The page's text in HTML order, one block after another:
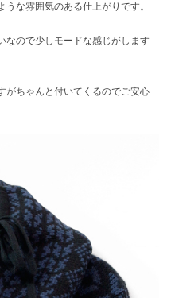
な雰囲気のある仕上がりです。
なので少しモードな感じがします
がちゃんと付いてくるのでご安心